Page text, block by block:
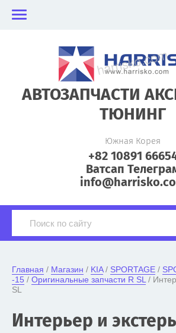
АВТОЗАПЧАСТИ
ТЮНИНГ
Южная Корея
+82 10891
Ватсап
Главная / Магазин / KIA / SPORTAGE /
-15 / Оригинальные запчасти R SL /
SL
Интерьер и